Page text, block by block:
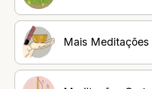
Mais Meditações